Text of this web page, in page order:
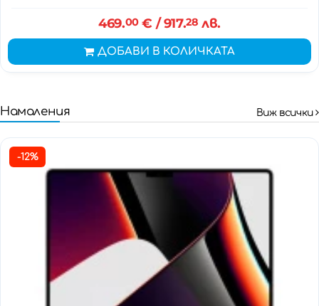
469.00€ / 917.28 лв.
ДОБАВИ В КОЛИЧКАТА
Намаления Виж всички
-12%